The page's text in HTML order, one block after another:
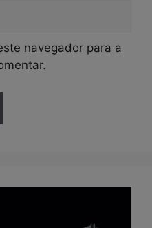
navegador para a